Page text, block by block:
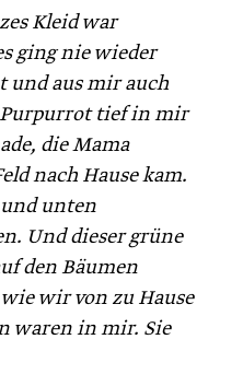
Kleid war
ging nie wieder
und aus mir auch
tief in mir
die Mama
nach Hause kam.
unten
Und dieser grüne
den Bäumen
wir von zu Hause
waren in mir. Sie